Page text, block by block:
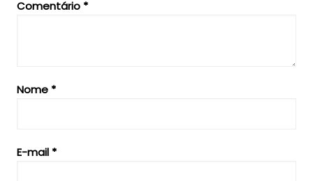
Comentário *
Nome *
E-mail *